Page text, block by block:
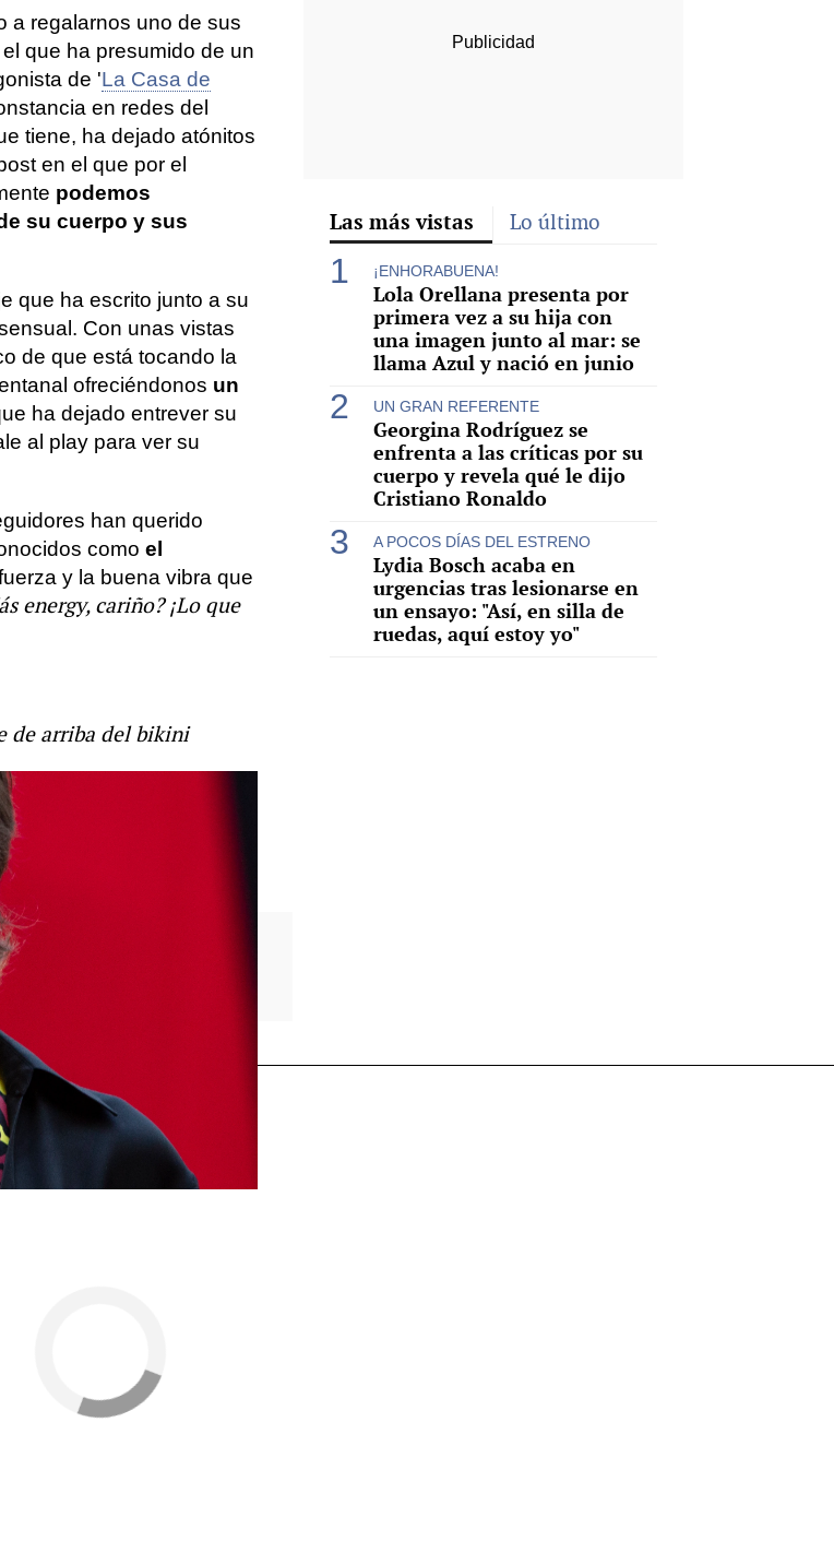
a regalarnos uno de sus
que ha presumido de un
de 'La Casa de
en redes del
tiene, ha dejado atónitos
en el que por el
podemos
su cuerpo y sus
que ha escrito junto a su
Con unas vistas
de que está tocando la
ofreciéndonos un
ha dejado entrever su
al play para ver su
han querido
como el
y la buena vibra que
energy, cariño? ¡Lo que
de arriba del bikini
Las más vistas Lo último
¡ENHORABUENA!
Lola Orellana presenta por
primera vez a su hija con
una imagen junto al mar: se
llama Azul y nació en junio
UN GRAN REFERENTE
Georgina Rodríguez se
enfrenta a las críticas por su
cuerpo y revela qué le dijo
Cristiano Ronaldo
A POCOS DÍAS DEL ESTRENO
Lydia Bosch acaba en
urgencias tras lesionarse en
un ensayo: "Así, en silla de
ruedas, aquí estoy yo"